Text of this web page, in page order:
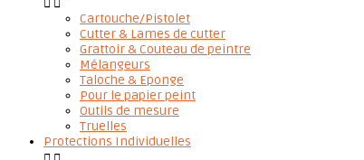
 
Cartouche/Pistolet
Cutter & Lames de cutter
Grattoir & Couteau de peintre
Mélangeurs
Taloche & Eponge
Pour le papier peint
Outils de mesure
Truelles
Protections Individuelles